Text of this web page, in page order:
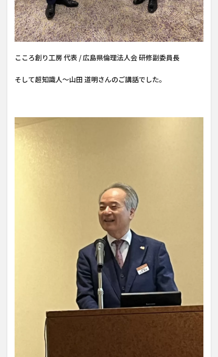
こころ創り工房 代表 / 広島県倫理法人会 研修副委員長
そして超知識人～山田 道明さんのご講話でした。